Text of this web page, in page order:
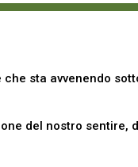
che sta avvenendo
del nostro sentire,